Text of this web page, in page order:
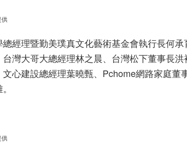
供
經理暨勤美璞真文化藝術基金會執行長何
灣大哥大總經理林之晨、台灣松下董事長
心建設總經理葉曉甄、Pchome網路家庭
供